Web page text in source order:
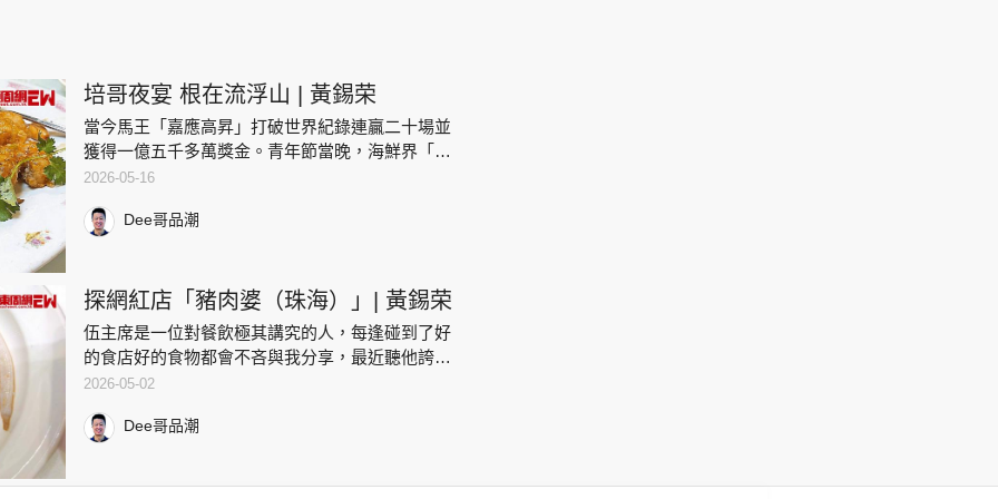
培哥夜宴 根在流浮山 | 黃錫荣
當今馬王「嘉應高昇」打破世界紀錄連贏二十場並
獲得一億五千多萬獎金。青年節當晚，海鮮界「影
帝」培哥及新界「土豪」鄧先生邀約飯局相聚於流
2026-05-16
Dee哥品潮
探網紅店「豬肉婆（珠海）」| 黃錫荣
伍主席是一位對餐飲極其講究的人，每逢碰到了好
的食店好的食物都會不吝與我分享，最近聽他誇讚
「豬肉婆」的菜品款式豐富 ......
2026-05-02
Dee哥品潮